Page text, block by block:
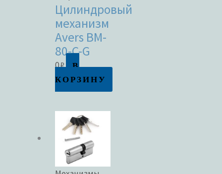
Цилиндровый
механизм
Avers BM-
80-C-G
0₽
В
КОРЗИНУ